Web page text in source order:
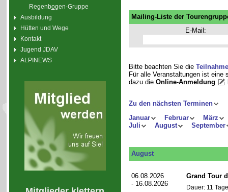
Regenbogen-Gruppe
Ausbildung
Hütten und Wege
Kontakt
Jugend JDAV
ALPINEWS
Mailing-Liste der
E-Mail:
Bitte beachten Sie die
Für alle Veranstaltungen ist
dazu die Online-Anmeldung
Zu den nächsten Terminen
Januar
Februar
März
Juli
August September
August
06.08.2026
- 16.08.2026
Grand Tour
Dauer: 11